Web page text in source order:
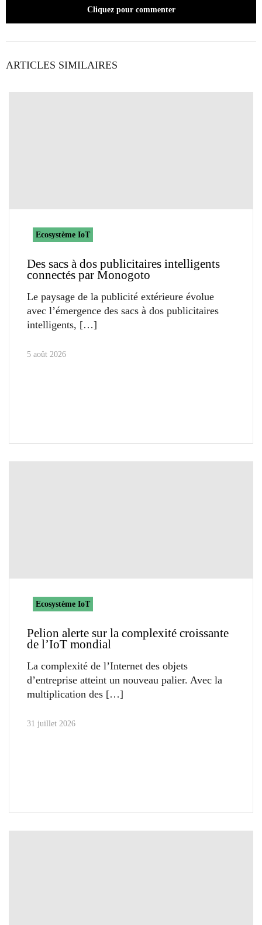
Cliquez pour commenter
ARTICLES SIMILAIRES
Ecosystème IoT
Des sacs à dos publicitaires intelligents
connectés par Monogoto
Le paysage de la publicité extérieure évolue
avec l’émergence des sacs à dos publicitaires
intelligents,
5 août 2026
Ecosystème IoT
Pelion alerte sur la complexité croissante
de l’IoT mondial
La complexité de l’Internet des objets
d’entreprise atteint un nouveau palier. Avec la
multiplication des
31 juillet 2026